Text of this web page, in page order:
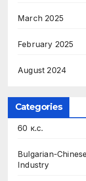
March 2025
February 2025
August 2024
Categories
60 к.с.
Bulgarian-
Industry